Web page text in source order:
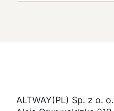
ALTWAY(PL) Sp. z o. o.